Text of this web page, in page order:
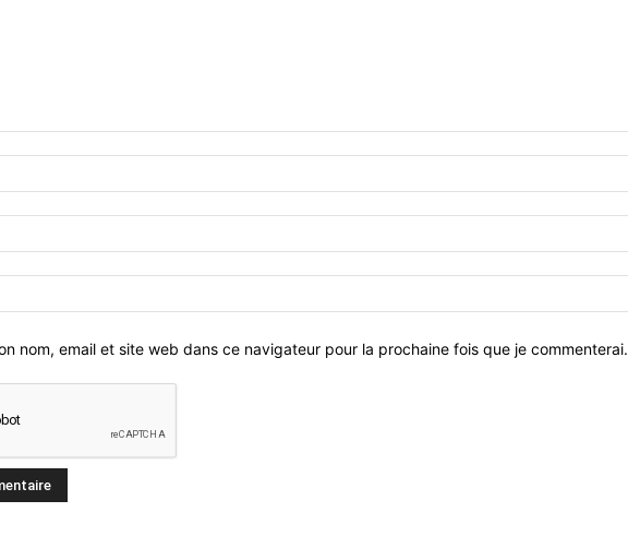
nom, email et site web dans ce navigateur pour la prochaine fois que je commenterai.